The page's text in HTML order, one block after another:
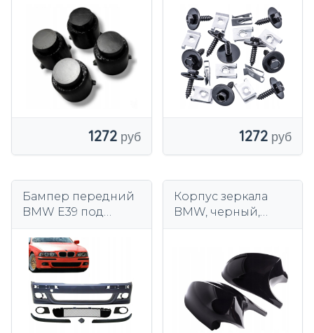
держателе BMW,
короткие
1272 1272
Бампер передний
BMW E39 под
качества P
Корпус зеркала
BMW, черный,